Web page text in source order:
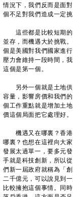
情況下，我們反而是面
個不足對我們造成一定
這些都是比較短期的
並存，而機遇大於挑戰
個是美國對我們國家進
壓力會維持一段時間，
這個是第一個。
另外一個就是土地供
容量，影響房價和我們
個工作重點就是增加土
價這個局面把它處理好。
機遇又在哪裏？香港
哪裏？也想在這裡向大
發展太過單一，要多元
手就是科技創新，所以
們新一屆政府就稱為「
二千億元，可以說見到
比較擁抱這個事情。同